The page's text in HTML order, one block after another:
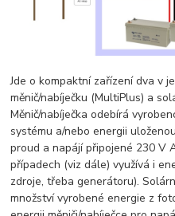
Jde o kompaktní zařízení dva v
měnič/nabíječku (MultiPlus) a
Měnič/nabíječka odebírá
systému a/nebo energii
proud a napájí připojené 230 V
případech (viz dále) využívá i
zdroje, třeba generátoru).
množství vyrobené energie z